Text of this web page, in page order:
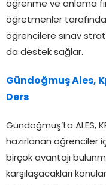
öğrenme ve anlama
öğretmenler
öğrencilere sınav
da destek sağlar.
Gündoğmuş Ales,
Ders
Gündoğmuş’ta ALES,
hazırlanan öğrenciler
birçok avantajı
karşılaşacakları